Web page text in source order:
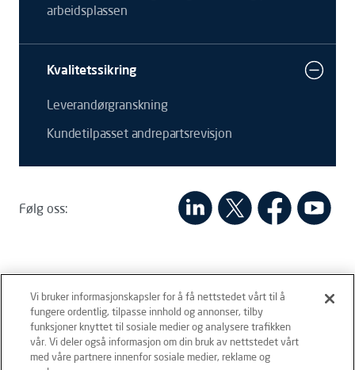
arbeidsplassen
Kvalitetssikring
Leverandørgranskning
Kundetilpasset andrepartsrevisjon
Følg oss:
Ansvarsfraskrivelse Vilkår og betingelser
Vi bruker informasjonskapsler for å få nettstedet vårt til å
fungere ordentlig, tilpasse innhold og annonser, tilby
funksjoner knyttet til sosiale medier og analysere trafikken
vår. Vi deler også informasjon om din bruk av nettstedet vårt
med våre partnere innenfor sosiale medier, reklame og